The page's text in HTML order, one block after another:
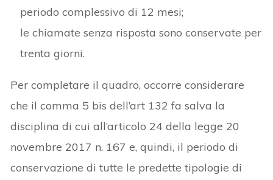
periodo complessivo di 12 mesi;
le chiamate senza risposta sono conservate per
trenta giorni.
Per completare il quadro, occorre considerare
che il comma 5 bis dell’art 132 fa salva la
disciplina di cui all’articolo 24 della legge 20
novembre 2017 n. 167 e, quindi, il periodo di
conservazione di tutte le predette tipologie di